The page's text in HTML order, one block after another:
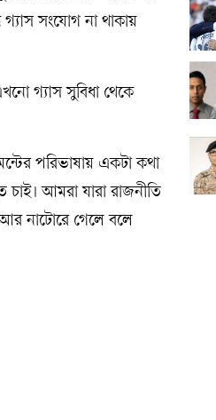
গ্যাস সংযোগ না থাকায়
গ্যাস সুবিধা থেকে
পরিভাষায় একটা কথা
আমরা যারা রাজনীতি
নাটোরে গেলে বলে